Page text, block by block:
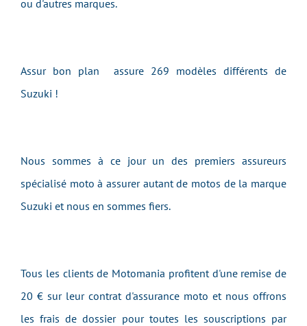
ou d'autres marques.
Assur bon plan assure 269 modèles différents de
Suzuki !
Nous sommes à ce jour un des premiers assureurs
spécialisé moto à assurer autant de motos de la marque
Suzuki et nous en sommes fiers.
Tous les clients de Motomania profitent d'une remise de
20 € sur leur contrat d'assurance moto et nous offrons
les frais de dossier pour toutes les souscriptions par